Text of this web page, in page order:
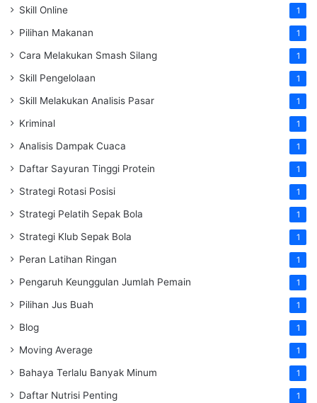
Skill Online 1
Pilihan Makanan 1
Cara Melakukan Smash Silang 1
Skill Pengelolaan 1
Skill Melakukan Analisis Pasar 1
Kriminal 1
Analisis Dampak Cuaca 1
Daftar Sayuran Tinggi Protein 1
Strategi Rotasi Posisi 1
Strategi Pelatih Sepak Bola 1
Strategi Klub Sepak Bola 1
Peran Latihan Ringan 1
Pengaruh Keunggulan Jumlah Pemain 1
Pilihan Jus Buah 1
Blog 1
Moving Average 1
Bahaya Terlalu Banyak Minum 1
Daftar Nutrisi Penting 1